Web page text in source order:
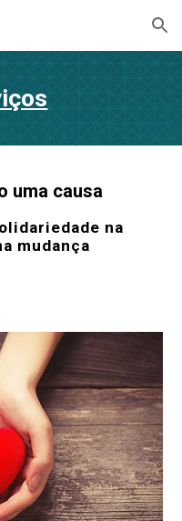
Skip to navigation
uma causa
na
mudança